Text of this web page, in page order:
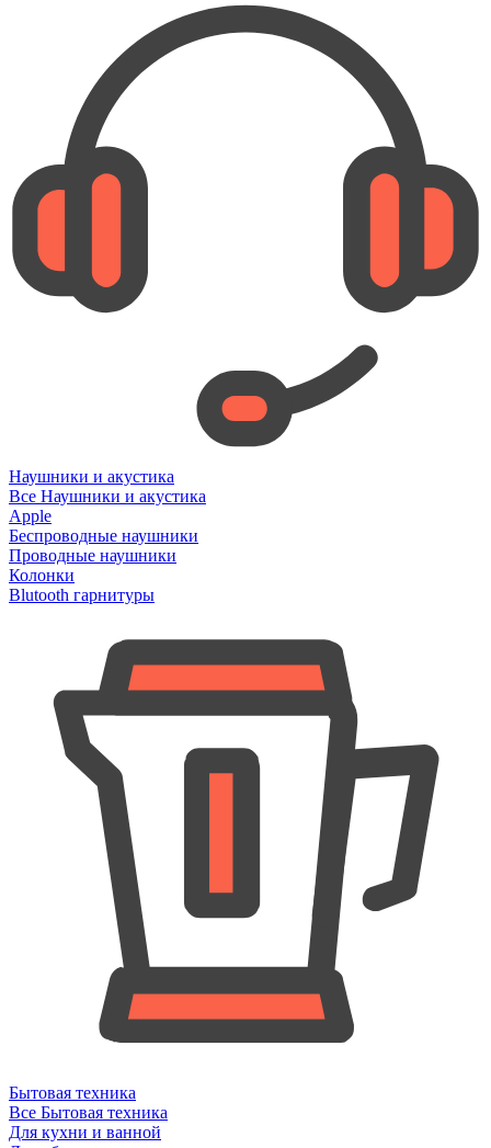
Наушники и акустика
Все Наушники и акустика
Apple
Беспроводные наушники
Проводные наушники
Колонки
Blutooth гарнитуры
Бытовая техника
Все Бытовая техника
Для кухни и ванной